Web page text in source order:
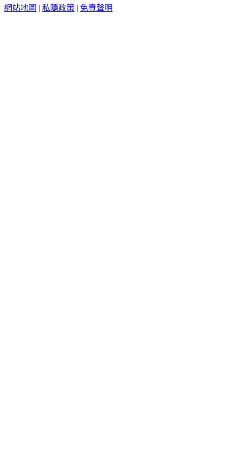
網站地圖 | 私隱政策 | 免責聲明